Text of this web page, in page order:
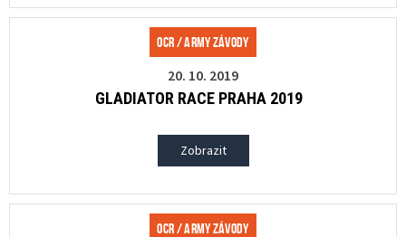
OCR / Army závody
20. 10. 2019
GLADIATOR RACE PRAHA 2019
Zobrazit
OCR / Army závody